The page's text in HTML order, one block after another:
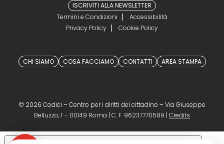
ISCRIVITI ALLA NEWSLETTER
Termini e Condizioni
Accessibilità
Privacy Policy
Cookie Policy
CHI SIAMO COSA FACCIAMO CONTATTI AREA STAMPA
© 2026 Codici – Centro per i diritti del cittadino – Via Giuseppe
Belluzzo, 1 – 00149 Roma | C. F. 96237770589 | Credits